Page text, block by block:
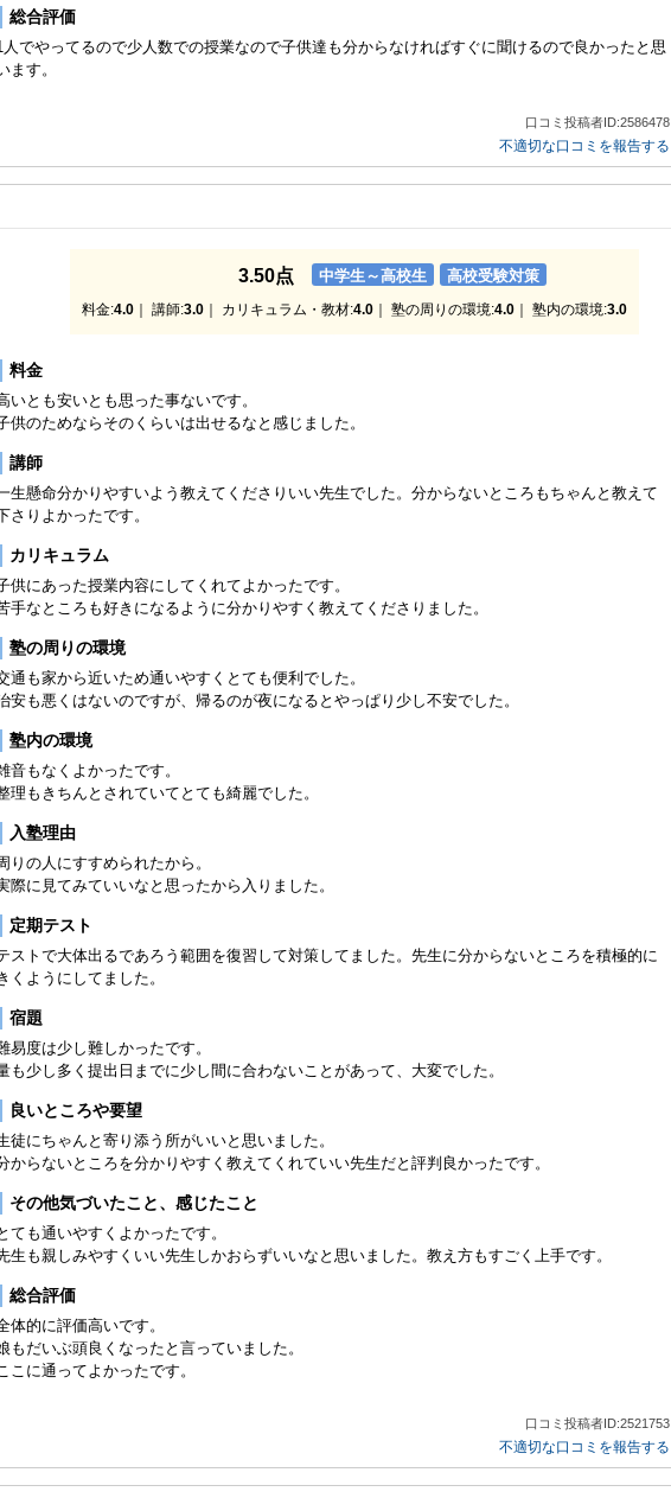
総合評価
人でやってるので少人数での授業なので子供達も分からなければすぐに聞けるので良かったと思
ます。
口コミ投稿者ID:2586478
不適切な口コミを報告する
3.50点 中学生～高校生 高校受験対策
料金:4.0｜ 講師:3.0｜ カリキュラム・教材:4.0｜ 塾の周りの環境:4.0｜ 塾内の環境:3.0
料金
いとも安いとも思った事ないです。
供のためならそのくらいは出せるなと感じました。
講師
生懸命分かりやすいよう教えてくださりいい先生でした。分からないところもちゃんと教えて
さりよかったです。
カリキュラム
供にあった授業内容にしてくれてよかったです。
手なところも好きになるように分かりやすく教えてくださりました。
塾の周りの環境
通も家から近いため通いやすくとても便利でした。
安も悪くはないのですが、帰るのが夜になるとやっぱり少し不安でした。
塾内の環境
音もなくよかったです。
理もきちんとされていてとても綺麗でした。
入塾理由
りの人にすすめられたから。
際に見てみていいなと思ったから入りました。
定期テスト
ストで大体出るであろう範囲を復習して対策してました。先生に分からないところを積極的に
くようにしてました。
宿題
易度は少し難しかったです。
も少し多く提出日までに少し間に合わないことがあって、大変でした。
良いところや要望
徒にちゃんと寄り添う所がいいと思いました。
からないところを分かりやすく教えてくれていい先生だと評判良かったです。
その他気づいたこと、感じたこと
ても通いやすくよかったです。
生も親しみやすくいい先生しかおらずいいなと思いました。教え方もすごく上手です。
総合評価
体的に評価高いです。
もだいぶ頭良くなったと言っていました。
こに通ってよかったです。
口コミ投稿者ID:2521753
不適切な口コミを報告する